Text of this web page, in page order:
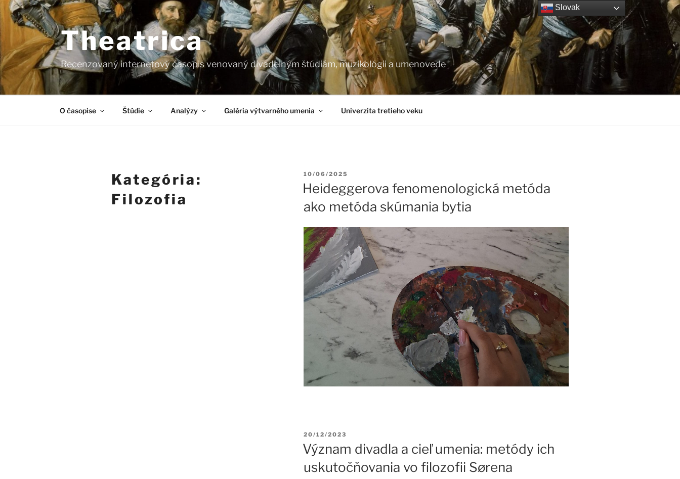
Prejsť
na
obsah
Theatrica
Recenzovaný internetový časopis venovaný divadelným štúdiám, muzikológii a umenovede
O časopise Štúdie Analýzy Galéria výtvarného umenia Univerzita tretieho veku
Kategória:
Filozofia
Publikované
10/06/2025
Heideggerova fenomenologická metóda
ako metóda skúmania bytia
Publikované
20/12/2023
Význam divadla a cieľ umenia: metódy ich
uskutočňovania vo filozofii Sørena
Slovak